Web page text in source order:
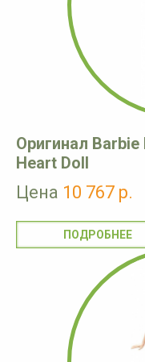
Оригинал Barbie
Heart Doll
Цена 10 767 р.
ПОДРОБНЕЕ